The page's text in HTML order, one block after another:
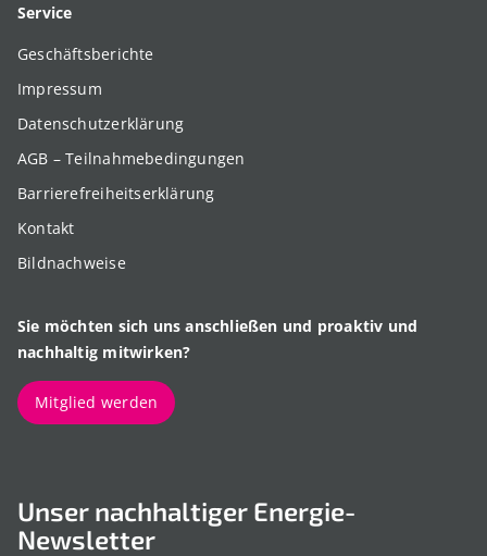
Service
Geschäftsberichte
Impressum
Datenschutzerklärung
AGB – Teilnahmebedingungen
Barrierefreiheitserklärung
Kontakt
Bildnachweise
Sie möchten sich uns anschließen und proaktiv und
nachhaltig mitwirken?
Mitglied werden
Unser nachhaltiger Energie-
Newsletter